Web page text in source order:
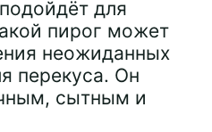
для
пирог может
неожиданных
перекуса. Он
сытным и